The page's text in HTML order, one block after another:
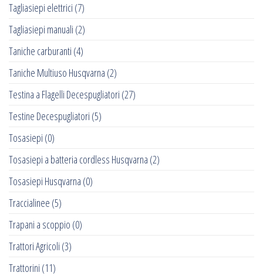
Tagliasiepi elettrici (7)
Tagliasiepi manuali (2)
Taniche carburanti (4)
Taniche Multiuso Husqvarna (2)
Testina a Flagelli Decespugliatori (27)
Testine Decespugliatori (5)
Tosasiepi (0)
Tosasiepi a batteria cordless Husqvarna (2)
Tosasiepi Husqvarna (0)
Traccialinee (5)
Trapani a scoppio (0)
Trattori Agricoli (3)
Trattorini (11)